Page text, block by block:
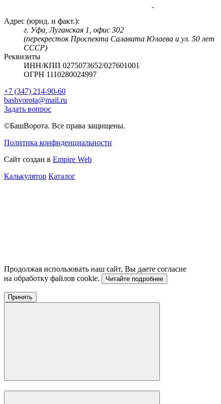
Адрес (юрид. и факт.):
г. Уфа, Луганская 1, офис 302
(перекресток Проспекта Салавата Юлаева и ул. 50 лет
СССР)
Реквизиты
ИНН/КПП 0275073652/027601001
ОГРН 1110280024997
+7 (347) 214-90-60
bashvorota@mail.ru
Задать вопрос
©БашВорота. Все права защищены.
Политика конфиденциальности
Сайт создан в Empire Web
Калькулятор Каталог
Продолжая использовать наш сайт, Вы даете согласие
на обработку файлов cookie.
Читайте подробнее
Принять